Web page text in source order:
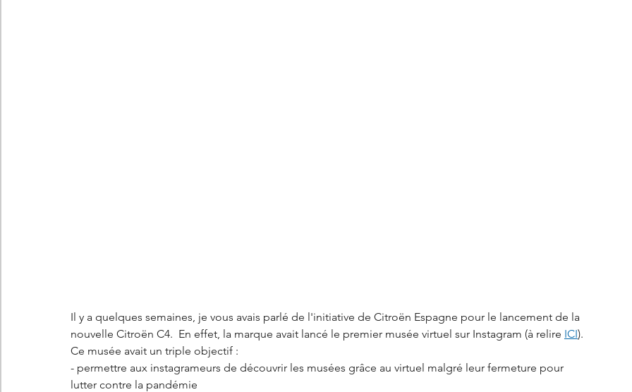
Il y a quelques semaines, je vous avais parlé de l'initiative de Citroën Espagne pour le lancement de la
nouvelle Citroën C4.  En effet, la marque avait lancé le premier musée virtuel sur Instagram (à relire ICI).
Ce musée avait un triple objectif :
- permettre aux instagrameurs de découvrir les musées grâce au virtuel malgré leur fermeture pour
lutter contre la pandémie